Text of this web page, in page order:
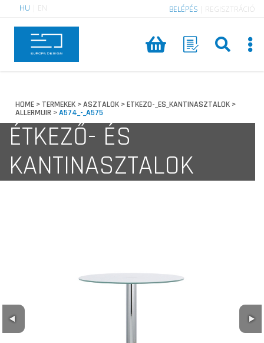
HU EN BELÉPÉS REGISZTRÁCIÓ
HOME > TERMEKEK >ASZTALOK >ETKEZO-_ES_KANTINASZTALOK >
ALLERMUIR >A574_-_A575
ÉTKEZŐ- ÉS
KANTINASZTALOK